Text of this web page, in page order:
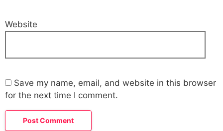
Website
Save my name, email, and website in this browser
for the next time I comment.